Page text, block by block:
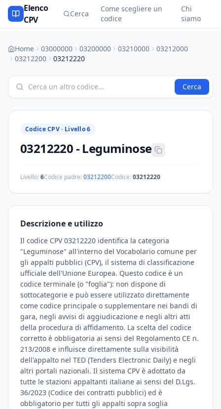
Elenco
CPV
Cerca
Come scegliere un
codice
Chi
siamo
Home 03000000 03200000 03210000
03212000
03212200
03212220
Cerca
Codice CPV · Livello 6
03212220- Leguminose
Livello:6Codice padre:03212200Codice:03212220
Descrizione e utilizzo
Il codice CPV 03212220 identifica la categoria
"Leguminose" all'interno del Vocabolario comune per
gli appalti pubblici (CPV), il sistema di classificazione
ufficiale dell'Unione Europea. Questo codice è un
codice terminale (o "foglia"): non dispone di
sottocategorie e può essere utilizzato direttamente
come codice principale o supplementare nei bandi di
gara, negli avvisi di aggiudicazione e negli altri atti
della procedura di affidamento. La scelta del codice
corretto è obbligatoria ai sensi del Regolamento CE n.
213/2008 e influisce direttamente sulla visibilità
dell'appalto nel TED (Tenders Electronic Daily) e negli
altri portali nazionali. Il sistema CPV è adottato da
tutte le stazioni appaltanti italiane ai sensi del D.Lgs.
36/2023 (Codice dei contratti pubblici) ed è
obbligatorio per tutti gli appalti sopra soglia